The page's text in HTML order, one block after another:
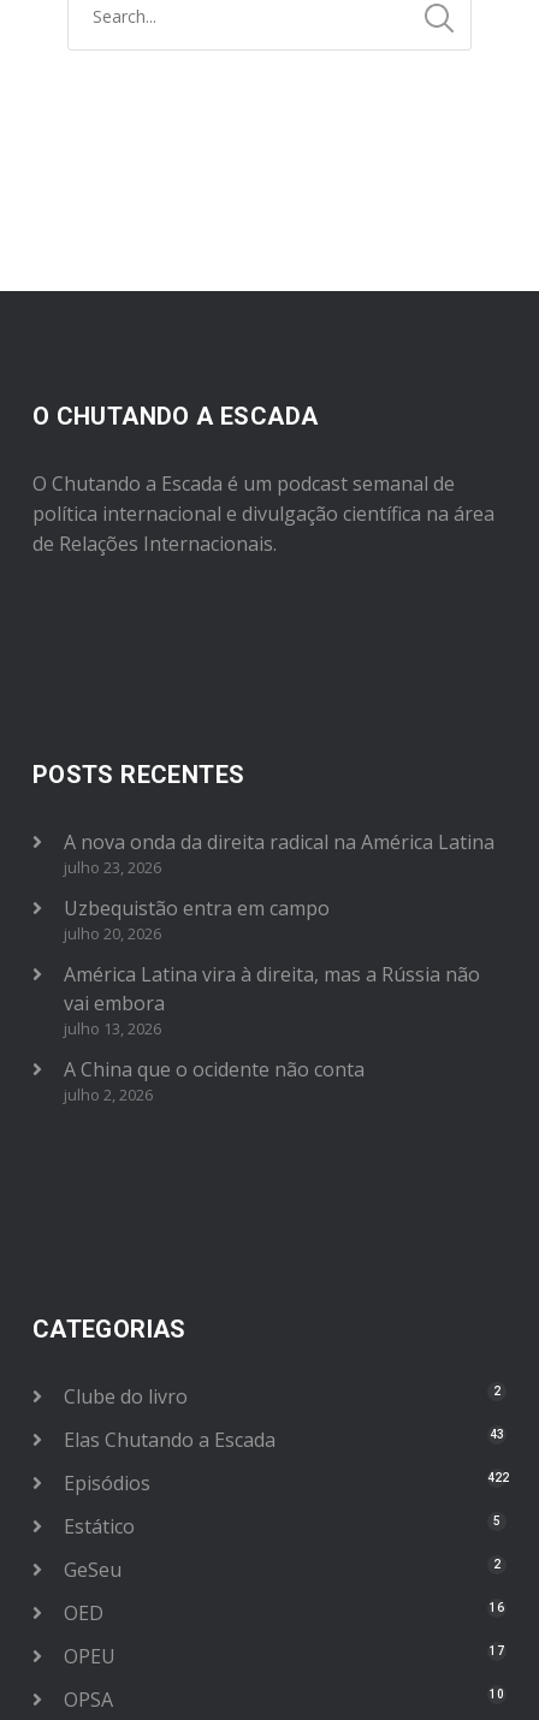
O CHUTANDO A ESCADA
O Chutando a Escada é um podcast semanal de
política internacional e divulgação científica na área
de Relações Internacionais.
POSTS RECENTES
A nova onda da direita radical na América Latina
julho 23, 2026
Uzbequistão entra em campo
julho 20, 2026
América Latina vira à direita, mas a Rússia não
vai embora
julho 13, 2026
A China que o ocidente não conta
julho 2, 2026
CATEGORIAS
Clube do livro 2
Elas Chutando a Escada 43
Episódios 422
Estático 5
GeSeu 2
OED 16
OPEU 17
OPSA 10